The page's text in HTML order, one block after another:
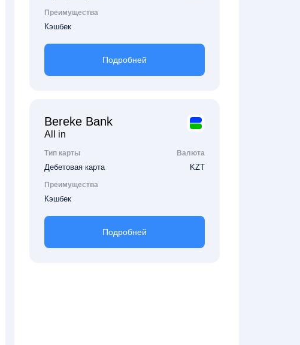
Преимущества
Кэшбек
Подробней
Bereke Bank
All in
Тип карты Валюта
Дебетовая карта KZT
Преимущества
Кэшбек
Подробней